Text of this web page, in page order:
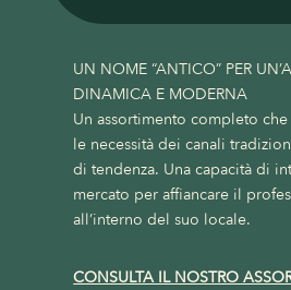
UN NOME “ANTICO” PER
DINAMICA E MODERNA
Un assortimento completo
le necessità dei canali
di tendenza. Una capacità di
mercato per affiancare il
all’interno del suo locale.
CONSULTA IL NOSTRO